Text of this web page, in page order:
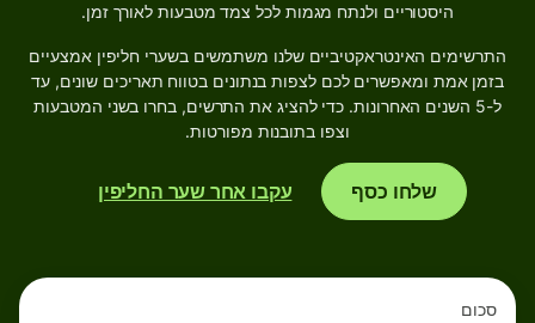
היסטוריים ולנתח מגמות לכל צמד מטבעות לאורך זמן.
התרשימים האינטראקטיביים שלנו משתמשים בשערי חליפין אמצעיים
בזמן אמת ומאפשרים לכם לצפות בנתונים בטווח תאריכים שונים, עד
ל-5 השנים האחרונות. כדי להציג את התרשים, בחרו בשני המטבעות
וצפו בתובנות מפורטות.
שלחו כסף עקבו אחר שער החליפין
סכום